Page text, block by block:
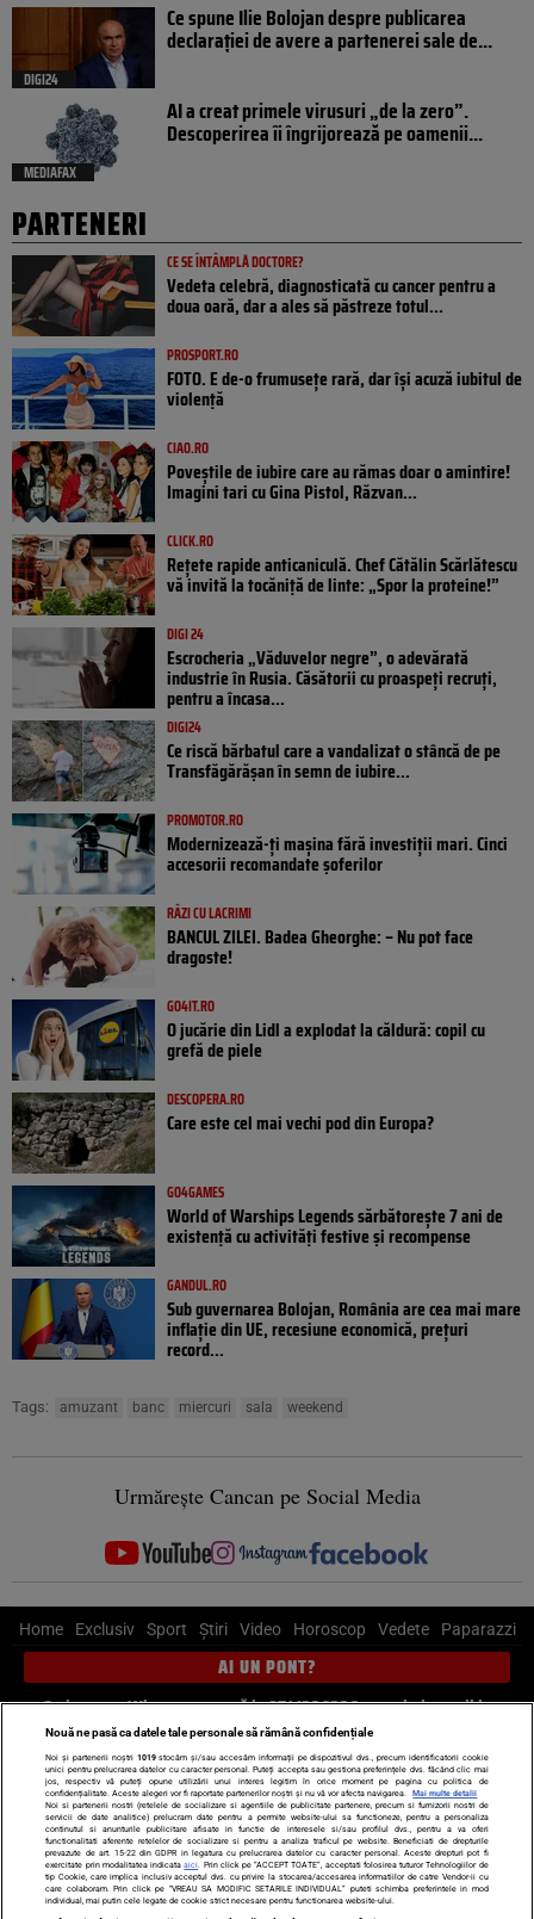
DIGI24
Ce spune Ilie Bolojan despre publicarea
declarației de avere a partenerei sale de...
MEDIAFAX
AI a creat primele virusuri „de la zero”.
Descoperirea îi îngrijorează pe oamenii...
PARTENERI
CE SE ÎNTÂMPLĂ DOCTORE?
Vedeta celebră, diagnosticată cu cancer pentru a
doua oară, dar a ales să păstreze totul...
PROSPORT.RO
FOTO. E de-o frumusețe rară, dar își acuză iubitul de
violență
CIAO.RO
Poveştile de iubire care au rămas doar o amintire!
Imagini tari cu Gina Pistol, Răzvan...
CLICK.RO
Rețete rapide anticaniculă. Chef Cătălin Scărlătescu
vă invită la tocăniță de linte: „Spor la proteine!”
DIGI 24
Escrocheria „Văduvelor negre”, o adevărată
industrie în Rusia. Căsătorii cu proaspeți recruți,
pentru a încasa...
DIGI24
Ce riscă bărbatul care a vandalizat o stâncă de pe
Transfăgărășan în semn de iubire...
PROMOTOR.RO
Modernizează-ți mașina fără investiții mari. Cinci
accesorii recomandate șoferilor
RÂZI CU LACRIMI
BANCUL ZILEI. Badea Gheorghe: – Nu pot face
dragoste!
GO4IT.RO
O jucărie din Lidl a explodat la căldură: copil cu
grefă de piele
DESCOPERA.RO
Care este cel mai vechi pod din Europa?
GO4GAMES
World of Warships Legends sărbătorește 7 ani de
existență cu activități festive și recompense
GANDUL.RO
Sub guvernarea Bolojan, România are cea mai mare
inflație din UE, recesiune economică, prețuri
record...
Tags: amuzant banc miercuri sala weekend
Urmărește Cancan pe Social Media
Home Exclusiv Sport Știri Video Horoscop Vedete Paparazzi
AI UN PONT?
Scrie-ne pe Whatsapp, sună la 0741226226 sau trimite mail la
pont@cancan.ro
Știri interne Știri externe
Politică
Ultimele stiri
Diete Insula Iubirii Dictionar de vise
LIFE STYLE
Horoscop
Echipa editorială
Termeni si condiții
Politica de confidențialitate
Nouă ne pasă ca datele tale personale să rămână confidențiale
Noi și partenerii noștri 1019stocăm și/sau accesăm informații pe dispozitivul dvs., precum identificatorii cookie
unici pentru prelucrarea datelor cu caracter personal. Puteți accepta sau gestiona preferințele dvs. făcând clic mai
jos, respectiv vă puteți opune utilizării unui interes legitim în orice moment pe pagina cu politica de
confidențialitate. Aceste alegeri vor fi raportate partenerilor noștri și nu vă vor afecta navigarea.
Mai multe detalii
Noi si partenerii nostri (retelele de socializare si agentiile de publicitate partenere, precum si furnizorii nostri de
servicii de date analitice) prelucram date pentru a permite website-ului sa functioneze, pentru a personaliza
continutul si anunturile publicitare afisate in functie de interesele si/sau profilul dvs., pentru a va oferi
functionalitati aferente retelelor de socializare si pentru a analiza traficul pe website. Beneficiati de drepturile
prevazute de art. 15-22 din GDPR in legatura cu prelucrarea datelor cu caracter personal. Aceste drepturi pot fi
exercitate prin modalitatea indicataaici . Prin click pe “ACCEPT TOATE”, acceptati folosirea tuturor Tehnologiilor de
tip Cookie, care implica inclusiv acceptul dvs. cu privire la stocarea/accesarea informatiilor de catre Vendor-ii cu
care colaboram. Prin click pe “VREAU SA MODIFIC SETARILE INDIVIDUAL” puteti schimba preferintele in mod
individual, mai putin cele legate de cookie strict necesare pentru functionarea website-ului.